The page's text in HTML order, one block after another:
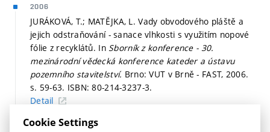
2006
JURÁKOVÁ, T.; MATĚJKA, L. Vady obvodového pláště a
jejich odstraňování - sanace vlhkosti s využitím nopové
fólie z recyklátů. In Sborník z konference - 30.
mezinárodní vědecká konference kateder a ústavu
pozemního stavitelství. Brno: VUT v Brně - FAST, 2006.
s. 59-63. ISBN: 80-214-3237-3.
Detail
ŠINOGL, J.; MATĚJKA, L. Využití recyklovaného HDPE ve
Cookie Settings